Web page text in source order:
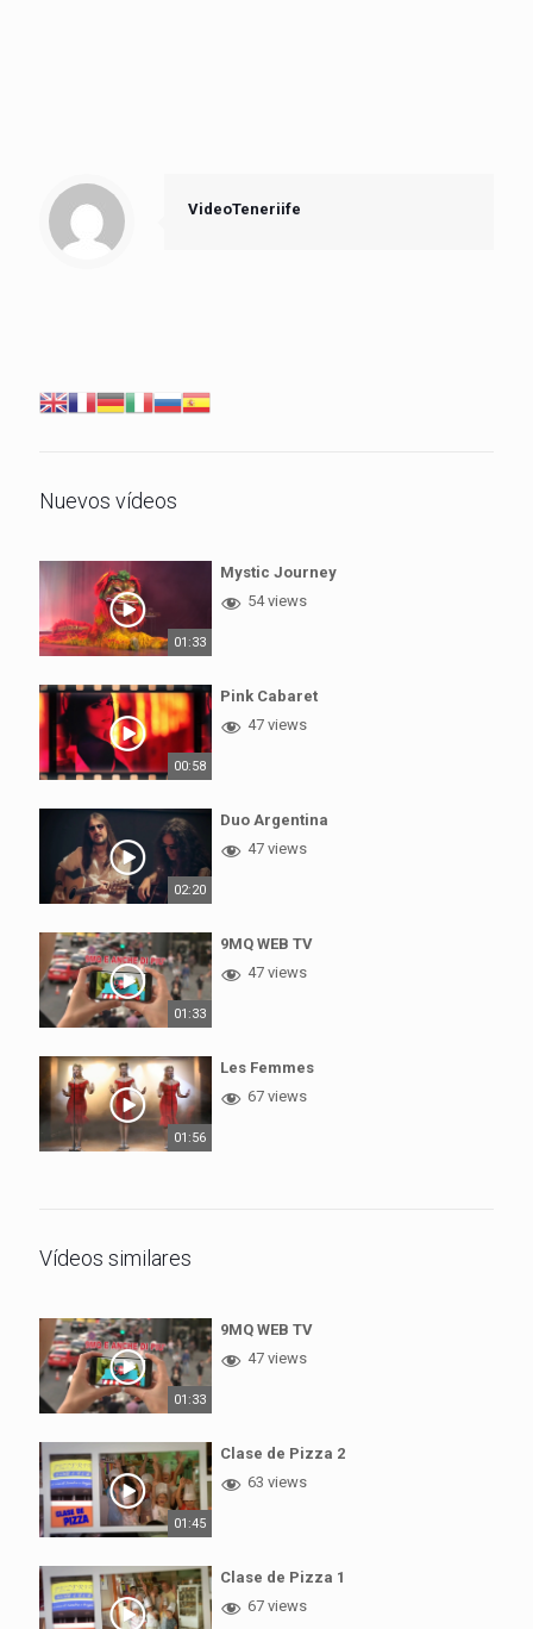
VideoTeneriife
Nuevos vídeos
01:33
Mystic Journey
54 views
00:58
Pink Cabaret
47 views
02:20
Duo Argentina
47 views
01:33
9MQ WEB TV
47 views
01:56
Les Femmes
67 views
Vídeos similares
01:33
9MQ WEB TV
47 views
01:45
Clase de Pizza 2
63 views
Clase de Pizza 1
67 views